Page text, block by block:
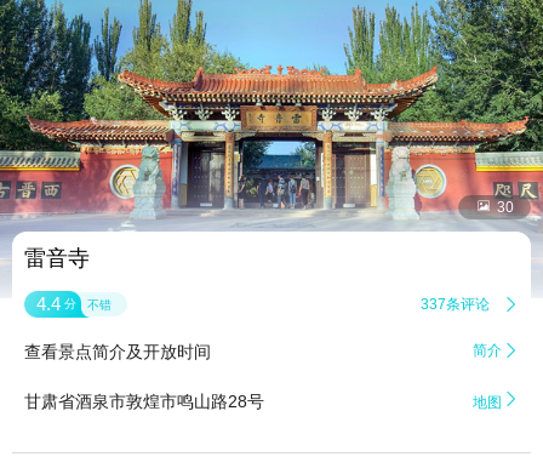
 30
雷音寺
4.4 分 不错 337条评论 
查看景点简介及开放时间 简介 
甘肃省酒泉市敦煌市鸣山路28号 地图 
